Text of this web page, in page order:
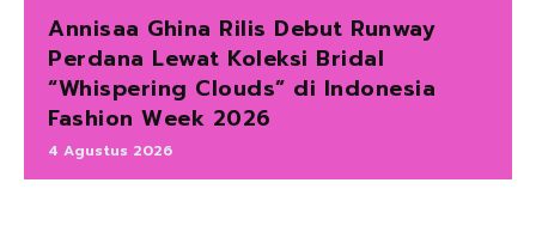
Annisaa Ghina Rilis Debut Runway
Perdana Lewat Koleksi Bridal
“Whispering Clouds” di Indonesia
Fashion Week 2026
4 Agustus 2026